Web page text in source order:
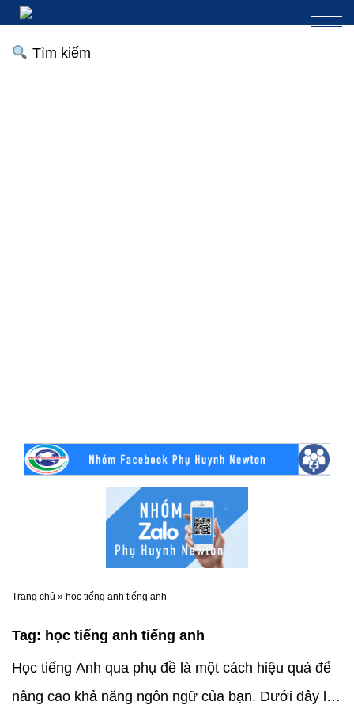
Tìm kiếm
Trang chủ » học tiếng anh tiếng anh
Tag: học tiếng anh tiếng anh
Học tiếng Anh qua phụ đề là một cách hiệu quả để
nâng cao khả năng ngôn ngữ của bạn. Dưới đây là